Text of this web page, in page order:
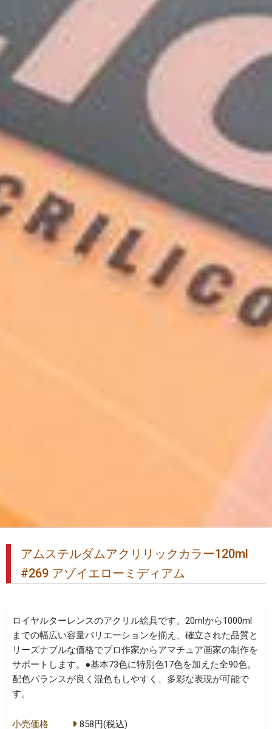
アムステルダムアクリリックカラー120ml
#269 アゾイエローミディアム
ロイヤルターレンスのアクリル絵具です。20mlから1000ml
までの幅広い容量バリエーションを揃え、確立された品質と
リーズナブルな価格でプロ作家からアマチュア画家の制作を
サポートします。●基本73色に特別色17色を加えた全90色。
配色バランスが良く混色もしやすく、多彩な表現が可能で
す。
小売価格 858円(税込)